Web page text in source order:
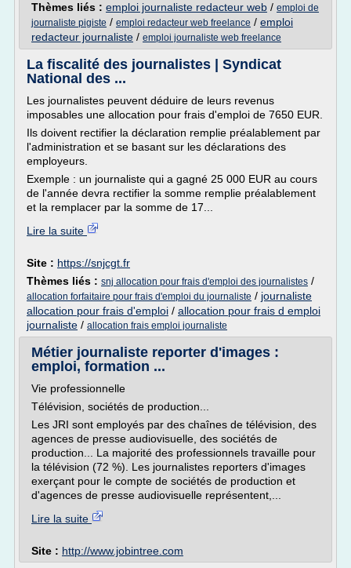
Thèmes liés : emploi journaliste redacteur web / emploi de
journaliste pigiste / emploi redacteur web freelance / emploi
redacteur journaliste / emploi journaliste web freelance
La fiscalité des journalistes | Syndicat
National des ...
Les journalistes peuvent déduire de leurs revenus
imposables une allocation pour frais d'emploi de 7650 EUR.
Ils doivent rectifier la déclaration remplie préalablement par
l'administration et se basant sur les déclarations des
employeurs.
Exemple : un journaliste qui a gagné 25 000 EUR au cours
de l'année devra rectifier la somme remplie préalablement
et la remplacer par la somme de 17...
Lire la suite
Site : https://snjcgt.fr
Thèmes liés : snj allocation pour frais d'emploi des journalistes /
allocation forfaitaire pour frais d'emploi du journaliste / journaliste
allocation pour frais d'emploi / allocation pour frais d emploi
journaliste / allocation frais emploi journaliste
Métier journaliste reporter d'images :
emploi, formation ...
Vie professionnelle
Télévision, sociétés de production...
Les JRI sont employés par des chaînes de télévision, des
agences de presse audiovisuelle, des sociétés de
production... La majorité des professionnels travaille pour
la télévision (72 %). Les journalistes reporters d'images
exerçant pour le compte de sociétés de production et
d'agences de presse audiovisuelle représentent,...
Lire la suite
Site : http://www.jobintree.com